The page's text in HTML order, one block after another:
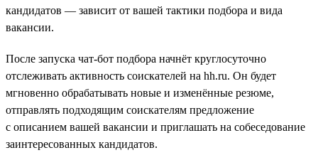
кандидатов — зависит от вашей тактики подбора и вида
вакансии.
После запуска чат-бот подбора начнёт круглосуточно
отслеживать активность соискателей на hh.ru. Он будет
мгновенно обрабатывать новые и изменённые резюме,
отправлять подходящим соискателям предложение
с описанием вашей вакансии и приглашать на собеседование
заинтересованных кандидатов.